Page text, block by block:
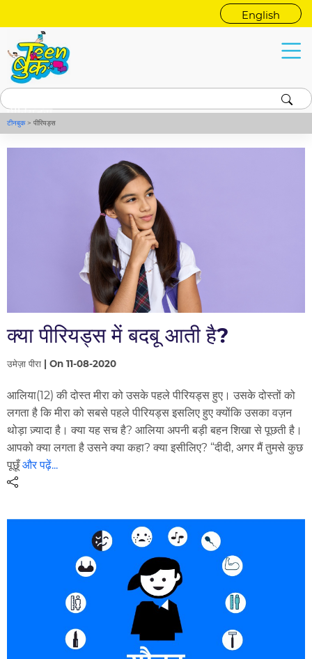
English
पीरियड्स
टीनबुक>पीरियड्स
क्या पीरियड्स में बदबू आती है?
उमेज़ा पीरा | On 11-08-2020
आलिया(12) की दोस्त मीरा को उसके पहले पीरियड्स हुए। उसके दोस्तों को
लगता है कि मीरा को सबसे पहले पीरियड्स इसलिए हुए क्योंकि उसका वज़न
थोड़ा ज़्यादा है। क्या यह सच है? आलिया अपनी बड़ी बहन शिखा से पूछती है।
आपको क्या लगता है उसने क्या कहा? क्या इसीलिए? “दीदी, अगर मैं तुमसे कुछ
पूछूँऔर पढ़ें...